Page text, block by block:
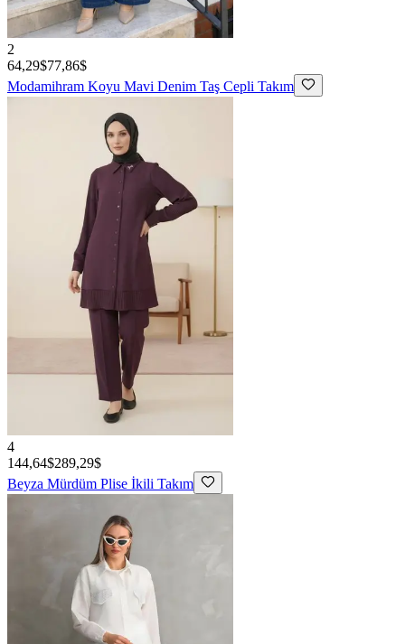
2
64,29$77,86$
Modamihram Koyu Mavi Denim Taş Cepli Takım
4
144,64$289,29$
Beyza Mürdüm Plise İkili Takım